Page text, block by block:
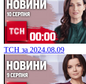
ТСН за 2024.08.09